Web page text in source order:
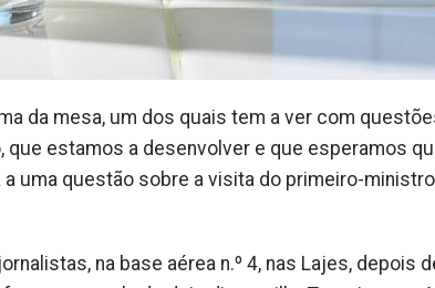
da mesa, um dos quais tem a ver com
que estamos a desenvolver e que esperamos
uma questão sobre a visita do primeiro-
na base aérea n.º 4, nas Lajes, depois